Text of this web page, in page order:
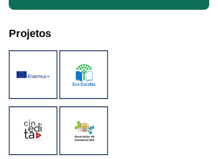
Projetos